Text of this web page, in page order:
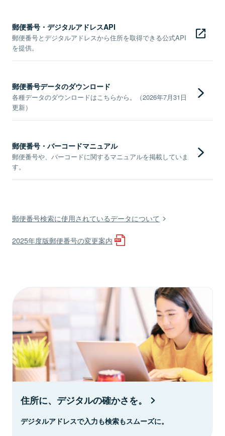
郵便番号・デジタルアドレスAPI
郵便番号とデジタルアドレスから住所を取得できる公式API
を提供。
郵便番号データのダウンロード
各種データのダウンロードはこちらから。（2026年7月31日
更新）
郵便番号・バーコードマニュアル
郵便番号や、バーコードに関するマニュアルを掲載していま
す。
郵便番号検索に使用されているデータについて
2025年度版郵便番号の変更案内
住所に、デジタルの確かさを。
デジタルアドレスで入力も検索もスムーズに。